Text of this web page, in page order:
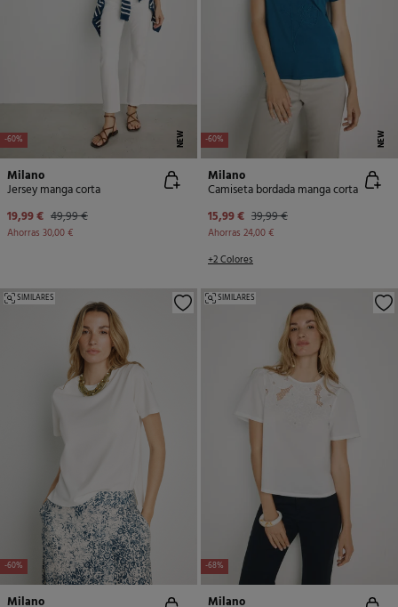
-60% NEW
Milano
Jersey manga corta
19,99 € 49,99 €
Ahorras 30,00 €
-60% NEW
Milano
Camiseta bordada manga corta
15,99 € 39,99 €
Ahorras 24,00 €
+2 Colores
-60%
SIMILARES
Milano
-68%
SIMILARES
Milano